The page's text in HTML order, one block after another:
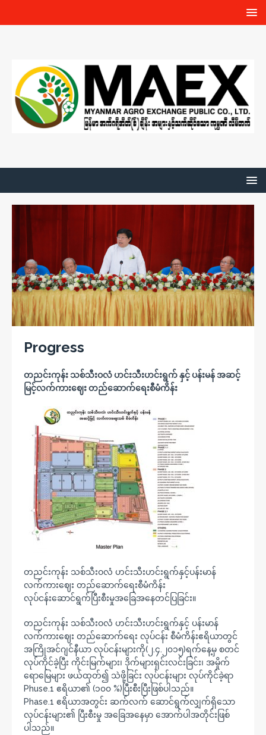
Progress
တညင်းကုန်း သစ်သီးဝလံ ဟင်းသီးဟင်းရွက် နှင့် ပန်းမန် အဆင့်
မြင့်လက်ကားဈေး တည်ဆောက်ရေးစီမံကိန်း
တညင်းကုန်း သစ်သီးဝလံ ဟင်းသီးဟင်းရွက်နှင့်ပန်းမာန်
လက်ကားဈေး တည်ဆောက်ရေးစီမံကိန်း
လုပ်ငန်းဆောင်ရွက်ပြီးစီးမှုအခြေအနေတင်ပြခြင်း။
တညင်းကုန်း သစ်သီးဝလံ ဟင်းသီးဟင်းရွက်နှင့် ပန်းမာန်
လက်ကားဈေး တည်ဆောက်ရေး လုပ်ငန်း စီမံကိန်းဧရိယာတွင်
အကြိုအင်ဂျင်နီယာ လုပ်ငန်းများကို(၂.၄.၂၀၁၅)ရက်နေ့မှ စတင်
လုပ်ကိုင်ခဲ့ပြီး ကိုင်းမြက်များ၊ ဒိုက်များရှင်းလင်းခြင်း၊ အမှိုက်
ရောမြေများ ဖယ်ထုတ်၍ သဲဖို့ခြင်း လုပ်ငန်းများ လုပ်ကိုင်ခဲ့ရာ
Phuse.1 ဧရိယာ၏ (၁၀၀ %)ပြီးစီးပြီးဖြစ်ပါသည်။
Phase.1 ဧရိယာအတွင်း ဆက်လက် ဆောင်ရွက်လျှက်ရှိသော
လုပ်ငန်းများ၏ ပြီးစီးမှု အခြေအနေမှာ အောက်ပါအတိုင်းဖြစ်
ပါသည်။